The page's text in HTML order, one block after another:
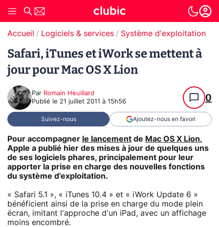
Accueil Logiciels & services Système d'exploitation
Safari, iTunes et iWork se mettent à
jour pour Mac OS X Lion
Par Romain Heuillard
Publié le 21 juillet 2011 à 15h56 0
Suivez-nous Ajoutez-nous en favori
Pour accompagner le lancement de Mac OS X Lion,
Apple a publié hier des mises à jour de quelques uns
de ses logiciels phares, principalement pour leur
apporter la prise en charge des nouvelles fonctions
du système d'exploitation.
« Safari 5.1 », « iTunes 10.4 » et « iWork Update 6 »
bénéficient ainsi de la prise en charge du mode plein
écran, imitant l'approche d'un iPad, avec un affichage
moins encombré.